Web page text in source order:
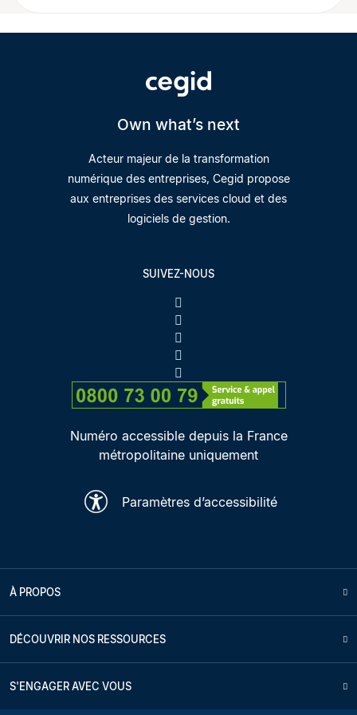
Own what’s next
Acteur majeur de la transformation
numérique des entreprises, Cegid propose
aux entreprises des services cloud et des
logiciels de gestion.
SUIVEZ-NOUS
Numéro accessible depuis la France
métropolitaine uniquement
Paramètres d’accessibilité
À PROPOS
DÉCOUVRIR NOS RESSOURCES
S'ENGAGER AVEC VOUS